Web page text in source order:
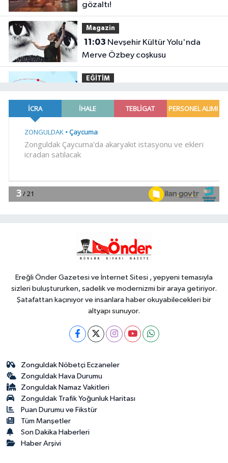
gözaltı!
Magazin
11:03
Merve Özbey coşkusu
EĞİTİM
araştırmacılara performans bursu
çağrısı
10:56Ayvalık, Tarihi Gümrük
10:50
Gazeteci Barış Selçuk saygıyla anıldı
Ereğli Önder Gazetesi ve İnternet Sitesi , yepyeni temasıyla
sizleri buluştururken, sadelik ve modernizmi bir araya getiriyor.
Şatafattan kaçınıyor ve insanlara haber okuyabilecekleri bir
altyapı sunuyor.
Zonguldak Nöbetçi Eczaneler
Zonguldak Hava Durumu
Zonguldak Namaz Vakitleri
Zonguldak Trafik Yoğunluk Haritası
Puan Durumu ve Fikstür
Tüm Manşetler
Son Dakika Haberleri
Haber Arşivi